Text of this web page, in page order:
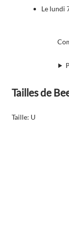
Le lundi
Tailles de
Taille: U